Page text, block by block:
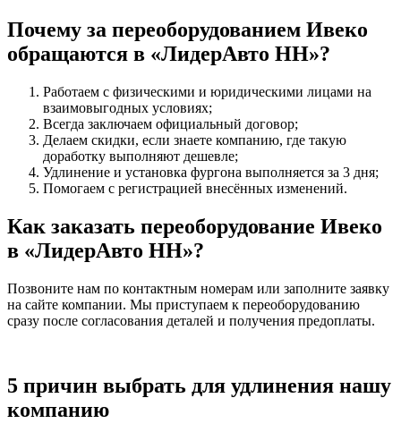
Почему за переоборудованием Ивеко
обращаются в «ЛидерАвто НН»?
Работаем с физическими и юридическими лицами на
взаимовыгодных условиях;
Всегда заключаем официальный договор;
Делаем скидки, если знаете компанию, где такую
доработку выполняют дешевле;
Удлинение и установка фургона выполняется за 3 дня;
Помогаем с регистрацией внесённых изменений.
Как заказать переоборудование Ивеко
в «ЛидерАвто НН»?
Позвоните нам по контактным номерам или заполните заявку
на сайте компании. Мы приступаем к переоборудованию
сразу после согласования деталей и получения предоплаты.
5 причин выбрать для удлинения нашу
компанию